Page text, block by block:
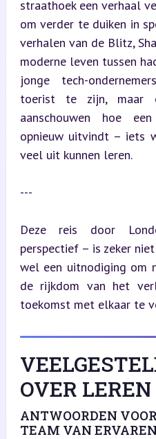
straathoek een verhaal
om verder te duiken in
verhalen van de Blitz,
moderne leven tussen
jonge tech-
toerist te zijn,
aanschouwen hoe
opnieuw uitvindt – iets
veel uit kunnen leren.
---
Deze reis door
perspectief – is zeker
wel een uitnodiging om
de rijkdom van het
toekomst met elkaar te
OVER
ANTWOORDEN
TEAM VAN